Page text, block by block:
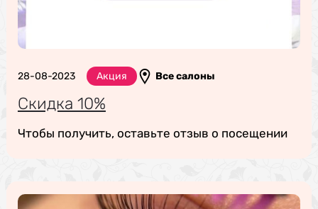
28-08-2023 Акция Все салоны
Скидка 10%
Чтобы получить, оставьте отзыв о посещении